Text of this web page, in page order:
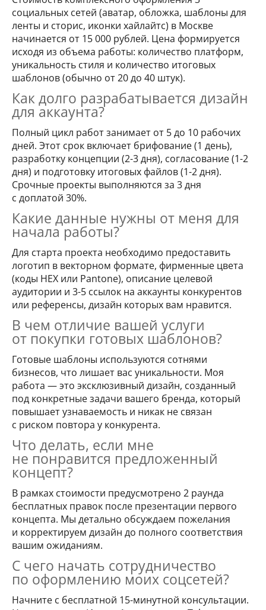
социальных сетей (аватар, обложка, шаблоны для
ленты и сторис, иконки хайлайтс) в Москве
начинается от 15 000 рублей. Цена формируется
исходя из объема работы: количество платформ,
уникальность стиля и количество итоговых
шаблонов (обычно от 20 до 40 штук).
Как долго разрабатывается дизайн
для аккаунта?
Полный цикл работ занимает от 5 до 10 рабочих
дней. Этот срок включает брифование (1 день),
разработку концепции (2-3 дня), согласование (1-2
дня) и подготовку итоговых файлов (1-2 дня).
Срочные проекты выполняются за 3 дня
с доплатой 30%.
Какие данные нужны от меня для
начала работы?
Для старта проекта необходимо предоставить
логотип в векторном формате, фирменные цвета
(коды HEX или Pantone), описание целевой
аудитории и 3-5 ссылок на аккаунты конкурентов
или референсы, дизайн которых вам нравится.
В чем отличие вашей услуги
от покупки готовых шаблонов?
Готовые шаблоны используются сотнями
бизнесов, что лишает вас уникальности. Моя
работа — это эксклюзивный дизайн, созданный
под конкретные задачи вашего бренда, который
повышает узнаваемость и никак не связан
с риском повтора у конкурента.
Что делать, если мне
не понравится предложенный
концепт?
В рамках стоимости предусмотрено 2 раунда
бесплатных правок после презентации первого
концепта. Мы детально обсуждаем пожелания
и корректируем дизайн до полного соответствия
вашим ожиданиям.
С чего начать сотрудничество
по оформлению моих соцсетей?
Начните с бесплатной 15-минутной консультации.